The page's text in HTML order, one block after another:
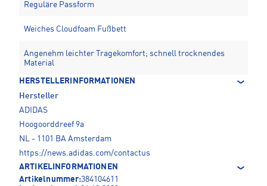
Reguläre Passform
Weiches Cloudfoam Fußbett
Angenehm leichter Tragekomfort; schnell trocknendes
Material
HERSTELLERINFORMATIONEN
Hersteller
ADIDAS
Hoogoorddreef 9a
NL - 1101 BA Amsterdam
https://news.adidas.com/contactus
ARTIKELINFORMATIONEN
Artikelnummer:384104611